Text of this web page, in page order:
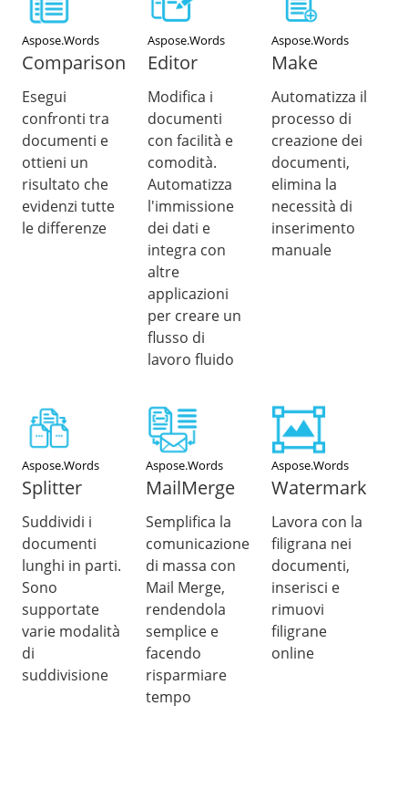
Aspose.Words
Comparison
Esegui
confronti tra
documenti e
ottieni un
risultato che
evidenzi tutte
le differenze
Aspose.Words
Editor
Modifica i
documenti
con facilità e
comodità.
Automatizza
l'immissione
dei dati e
integra con
altre
applicazioni
per creare un
flusso di
lavoro fluido
Aspose.Words
Make
Automatizza il
processo di
creazione dei
documenti,
elimina la
necessità di
inserimento
manuale
Aspose.Words
Splitter
Suddividi i
documenti
lunghi in parti.
Sono
supportate
varie modalità
di
suddivisione
Aspose.Words
MailMerge
Semplifica la
comunicazione
di massa con
Mail Merge,
rendendola
semplice e
facendo
risparmiare
tempo
Aspose.Words
Watermark
Lavora con la
filigrana nei
documenti,
inserisci e
rimuovi
filigrane
online